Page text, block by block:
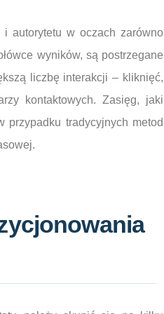
autorytetu w oczach zarówno
wyników, są postrzegane
liczbę interakcji – kliknięć,
kontaktowych. Zasięg, jaki
tradycyjnych metod